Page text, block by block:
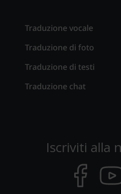
Traduzione vocale
Traduzione di foto
Traduzione di testi
Traduzione chat
Iscriviti alla